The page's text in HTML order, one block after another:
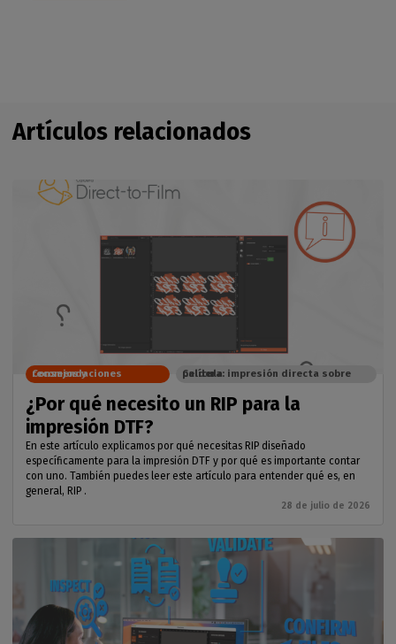
Artículos relacionados
¿Por qué necesito un RIP para la
impresión DTF?
En este artículo explicamos por qué necesitas RIP diseñado
específicamente para la impresión DTF y por qué es importante contar
con uno. También puedes leer este artículo para entender qué es, en
general, RIP .
28 de julio de 2026
Consejos y recomendaciones Caldera: impresión directa sobre película